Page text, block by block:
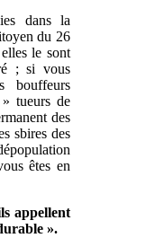
dans la
du 26
le sont
; si vous
bouffeurs
tueurs de
des
sbires des
êtes en
appellent
».